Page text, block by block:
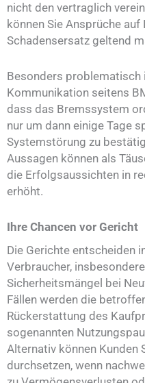
nicht den vertraglich
können Sie Ansprüche
Schadensersatz geltend
Besonders
Kommunikation seitens
dass das Bremssystem
nur um dann einige Tage
Systemstörung zu
Aussagen können als
die Erfolgsaussichten in
erhöht.
Ihre Chancen vor Gericht
Die Gerichte entscheiden
Verbraucher,
Sicherheitsmängel bei
Fällen werden die
Rückerstattung des
sogenannten
Alternativ können Kunden
durchsetzen, wenn